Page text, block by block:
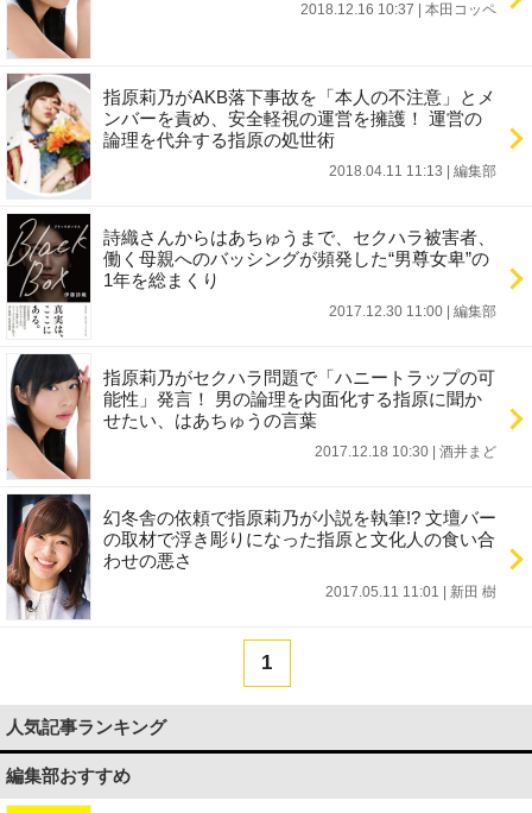
2018.12.16 10:37 本田コッペ
指原莉乃がAKB落下事故を「本人の不注意」とメ
ンバーを責め、安全軽視の運営を擁護！ 運営の
論理を代弁する指原の処世術
2018.04.11 11:13 編集部
詩織さんからはあちゅうまで、セクハラ被害者、
働く母親へのバッシングが頻発した“男尊女卑”の
1年を総まくり
2017.12.30 11:00 編集部
指原莉乃がセクハラ問題で「ハニートラップの可
能性」発言！ 男の論理を内面化する指原に聞か
せたい、はあちゅうの言葉
2017.12.18 10:30 酒井まど
幻冬舎の依頼で指原莉乃が小説を執筆!? 文壇バー
の取材で浮き彫りになった指原と文化人の食い合
わせの悪さ
2017.05.11 11:01 新田 樹
1
人気記事ランキング
編集部おすすめ